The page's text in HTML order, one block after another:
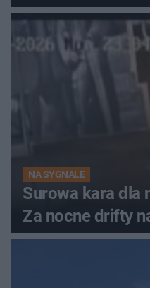
NA SYGNALE
Surowa kara dla
Za nocne drifty